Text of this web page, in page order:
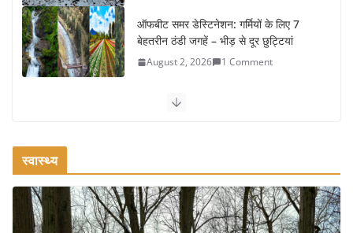
कश्मीर यात्रा गाइड: प्राकृतिक सुंदरता और
स्वादिष्ट भोजन का अनूठा संगम
August 1, 2026 1 Comment
वजन घटाने के लिए 8 बेहतरीन वॉकिंग एक्सरसाइज: 1 महीने में पाएं 3-4
July 31, 2026
16 ज़रूरी कीबोर्ड शॉर्टकट्स जो आपकी
उत्पादकता को दोगुना कर देंगे
August 7, 2026 0 Comments
स्वास्थ्य